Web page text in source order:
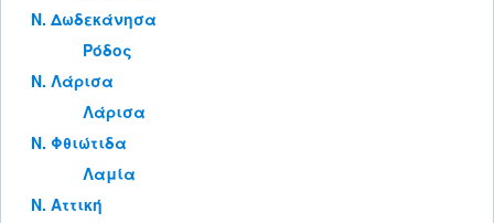
Ν. Δωδεκάνησα
Ρόδος
Ν. Λάρισα
Λάρισα
Ν. Φθιώτιδα
Λαμία
Ν. Αττική